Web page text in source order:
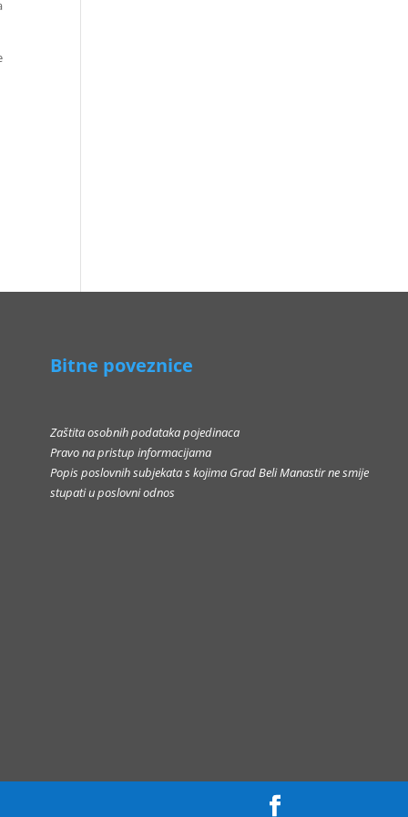
Bitne poveznice
Zaštita osobnih podataka pojedinaca
Pravo na pristup informacijama
Popis poslovnih subjekata s kojima Grad Beli Manastir ne smije
stupati u poslovni odnos